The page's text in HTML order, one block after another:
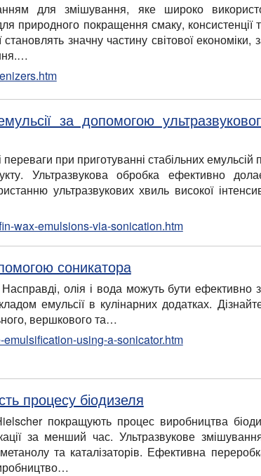
для змішування, яке широко
природного покращення смаку, консистенції
значну частину світової економіки,
за допомогою
при приготуванні стабільних
Ультразвукова обробка ефективно
ультразвукових хвиль високої
wax-emulsions-via-sonication.htm
соникатора
олія і вода можуть бути ефективно
емульсії в кулінарних додатках.
вершкового та…
using-a-sonicator.htm
процесу біодизеля
покращують процес виробництва
за менший час. Ультразвукове
та каталізаторів. Ефективна